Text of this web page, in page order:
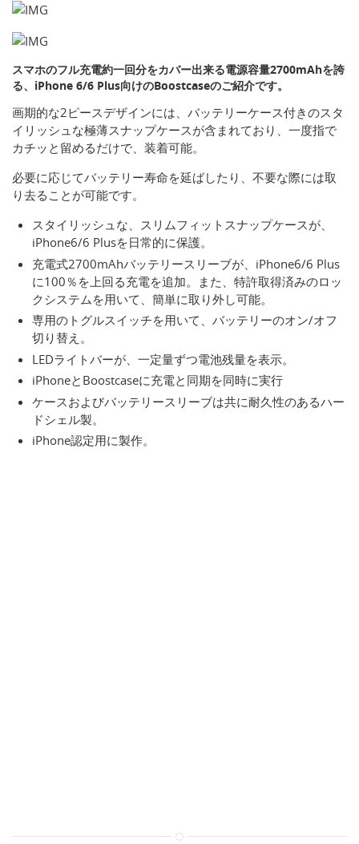
スマホのフル充電約一回分をカバー出来る電源容量2700mAhを誇
る、iPhone 6/6 Plus向けのBoostcaseのご紹介です。
画期的な2ピースデザインには、バッテリーケース付きのスタ
イリッシュな極薄スナップケースが含まれており、一度指で
カチッと留めるだけで、装着可能。
必要に応じてバッテリー寿命を延ばしたり、不要な際には取
り去ることが可能です。
スタイリッシュな、スリムフィットスナップケースが、
iPhone6/6 Plusを日常的に保護。
充電式2700mAhバッテリースリーブが、iPhone6/6 Plus
に100％を上回る充電を追加。また、特許取得済みのロッ
クシステムを用いて、簡単に取り外し可能。
専用のトグルスイッチを用いて、バッテリーのオン/オフ
切り替え。
LEDライトバーが、一定量ずつ電池残量を表示。
iPhoneとBoostcaseに充電と同期を同時に実行
ケースおよびバッテリースリーブは共に耐久性のあるハー
ドシェル製。
iPhone認定用に製作。